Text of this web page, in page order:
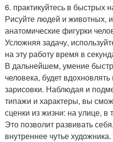
6. практикуйтесь в быстрых
Рисуйте людей и животных,
анатомические фигурки
Усложняя задачу,
на эту работу время в
В дальнейшем, умение
человека, будет
зарисовки. Наблюдая и
типажи и характеры, вы
сценки из жизни: на улице, в
Это позволит развивать
внутреннее чутье художника.